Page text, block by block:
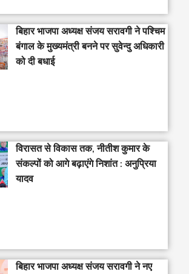
‎बिहार भाजपा अध्यक्ष संजय सरावगी ने पश्चिम
बंगाल के मुख्यमंत्री बनने पर सुवेन्दु अधिकारी
को दी बधाई
विरासत से विकास तक, नीतीश कुमार के
संकल्पों को आगे बढ़ाएंगे निशांत : अनुप्रिया
यादव
बिहार भाजपा अध्यक्ष संजय सरावगी ने नए